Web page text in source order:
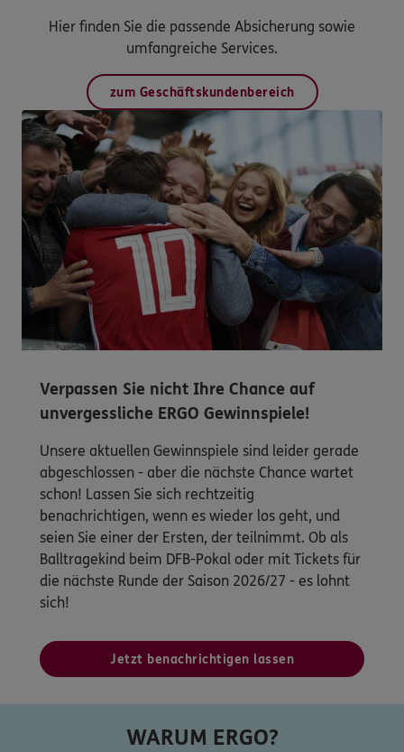
Hier finden Sie die passende Absicherung sowie
umfangreiche Services.
zum Geschäftskundenbereich
Verpassen Sie nicht Ihre Chance auf
unvergessliche ERGO Gewinnspiele!
Unsere aktuellen Gewinnspiele sind leider gerade
abgeschlossen - aber die nächste Chance wartet
schon! Lassen Sie sich rechtzeitig
benachrichtigen, wenn es wieder los geht, und
seien Sie einer der Ersten, der teilnimmt. Ob als
Balltragekind beim DFB-Pokal oder mit Tickets für
die nächste Runde der Saison 2026/27 - es lohnt
sich!
Jetzt benachrichtigen lassen
WARUM ERGO?